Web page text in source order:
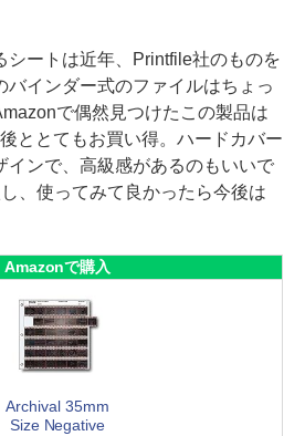
シートは近年、Printfile社のものを
バインダー式のファイルはちょっ
で偶然見つけたこの製品は
ととてもお買い得。ハードカバー
インで、高級感があるのもいいで
、使ってみて良かったら今後は
Amazonで購入
Archival 35mm
Size Negative